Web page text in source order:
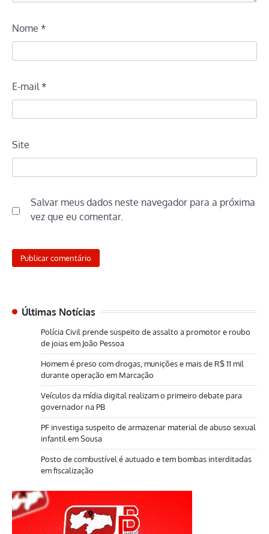
Nome *
E-mail*
Site
Salvar meus dados neste navegador para a próxima
vez que eu comentar.
Últimas Notícias
Polícia Civil prende suspeito de assalto a promotor e roubo
de joias em João Pessoa
Homem é preso com drogas, munições e mais de R$ 11 mil
durante operação em Marcação
Veículos da mídia digital realizam o primeiro debate para
governador na PB
PF investiga suspeito de armazenar material de abuso sexual
infantil em Sousa
Posto de combustível é autuado e tem bombas interditadas
em fiscalização